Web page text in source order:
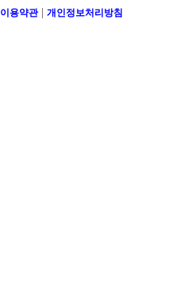
이용약관| 개인정보처리방침